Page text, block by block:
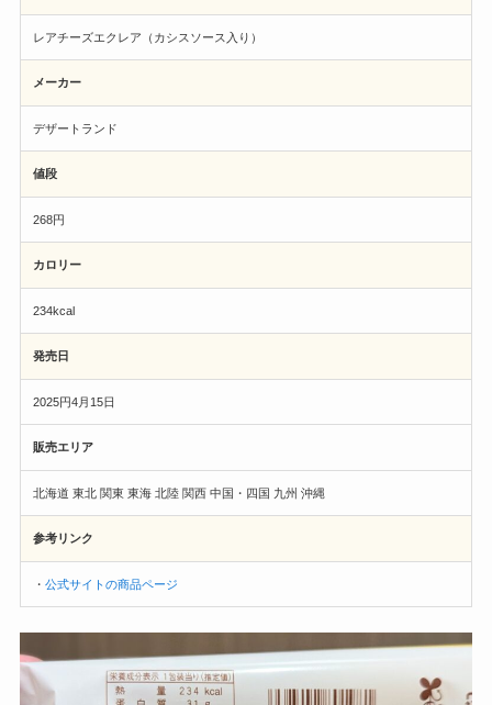
レアチーズエクレア（カシスソース入り）
メーカー
デザートランド
値段
268円
カロリー
234kcal
発売日
2025円4月15日
販売エリア
北海道 東北 関東 東海 北陸 関西 中国・四国 九州 沖縄
参考リンク
・公式サイトの商品ページ